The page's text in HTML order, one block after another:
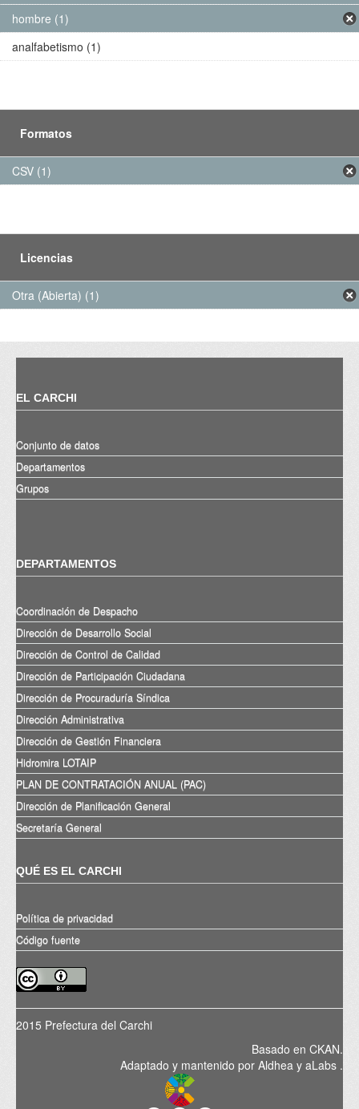
hombre (1)
analfabetismo (1)
Formatos
CSV (1)
Licencias
Otra (Abierta) (1)
EL CARCHI
Conjunto de datos
Departamentos
Grupos
DEPARTAMENTOS
Coordinación de Despacho
Dirección de Desarrollo Social
Dirección de Control de Calidad
Dirección de Participación Ciudadana
Dirección de Procuraduría Síndica
Dirección Administrativa
Dirección de Gestión Financiera
Hidromira LOTAIP
PLAN DE CONTRATACIÓN ANUAL (PAC)
Dirección de Planificación General
Secretaría General
QUÉ ES EL CARCHI
Política de privacidad
Código fuente
2015 Prefectura del Carchi
Basado en CKAN.
Adaptado y mantenido por Aldhea y aLabs .